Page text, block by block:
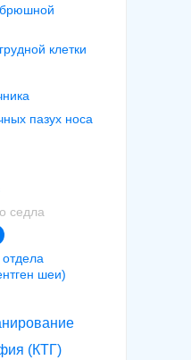
брюшной
клетки
пазух носа
седла
шеи)
(КТГ)